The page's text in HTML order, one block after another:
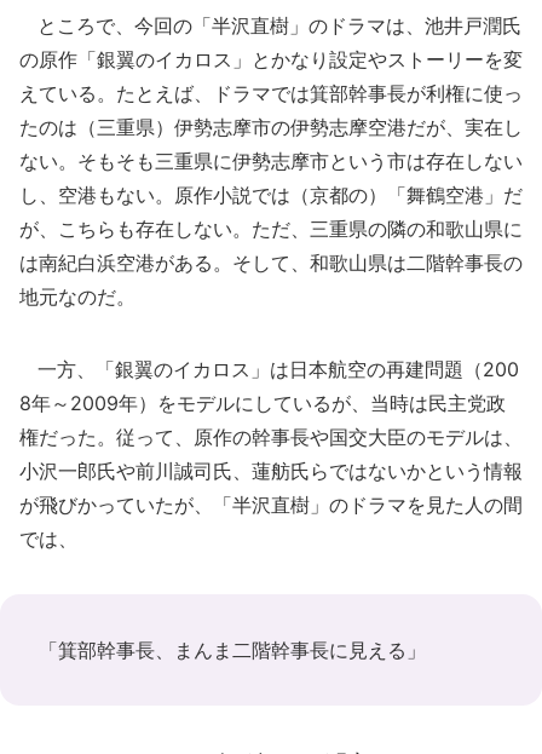
ところで、今回の「半沢直樹」のドラマは、池井戸潤氏
の原作「銀翼のイカロス」とかなり設定やストーリーを変
えている。たとえば、ドラマでは箕部幹事長が利権に使っ
たのは（三重県）伊勢志摩市の伊勢志摩空港だが、実在し
ない。そもそも三重県に伊勢志摩市という市は存在しない
し、空港もない。原作小説では（京都の）「舞鶴空港」だ
が、こちらも存在しない。ただ、三重県の隣の和歌山県に
は南紀白浜空港がある。そして、和歌山県は二階幹事長の
地元なのだ。
一方、「銀翼のイカロス」は日本航空の再建問題（200
8年～2009年）をモデルにしているが、当時は民主党政
権だった。従って、原作の幹事長や国交大臣のモデルは、
小沢一郎氏や前川誠司氏、蓮舫氏らではないかという情報
が飛びかっていたが、「半沢直樹」のドラマを見た人の間
では、
「箕部幹事長、まんま二階幹事長に見える」